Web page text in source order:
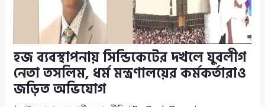
হজ ব্যবস্থাপনায় সিন্ডিকেটের দখলে যুবলীগ
নেতা তসলিম, ধর্ম মন্ত্রণালয়ের কর্মকর্তারাও
জড়িত অভিযোগ